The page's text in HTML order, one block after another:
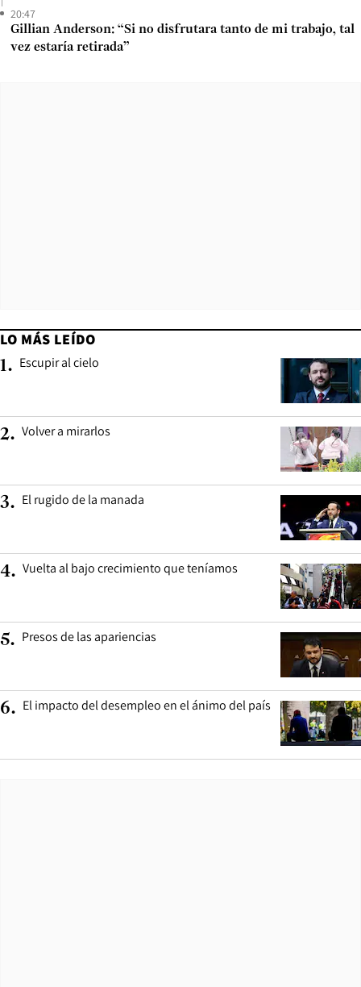
20:47
Gillian Anderson: “Si no disfrutara tanto de mi trabajo, tal
vez estaría retirada”
LO MÁS LEÍDO
1. Escupir al cielo
2. Volver a mirarlos
3. El rugido de la manada
4. Vuelta al bajo crecimiento que teníamos
5. Presos de las apariencias
6. El impacto del desempleo en el ánimo del país